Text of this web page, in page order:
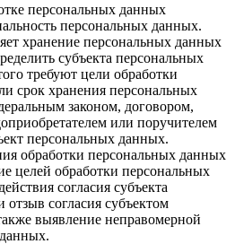
персональных данных
персональных данных.
хранение персональных данных
субъекта персональных
требуют цели обработки
срок хранения персональных
законом, договором,
или поручителем
персональных данных.
обработки персональных данных
целей обработки персональных
согласия субъекта
согласия субъектом
выявление неправомерной